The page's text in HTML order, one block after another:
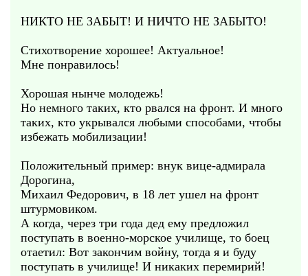
НИКТО НЕ ЗАБЫТ! И НИЧТО НЕ ЗАБЫТО!
Стихотворение хорошее! Актуальное!
Мне понравилось!
Хорошая нынче молодежь!
Но немного таких, кто рвался на фронт. И много
таких, кто укрывался любыми способами, чтобы
избежать мобилизации!
Положительный пример: внук вице-адмирала
Дорогина,
Михаил Федорович, в 18 лет ушел на фронт
штурмовиком.
А когда, через три года дед ему предложил
поступать в военно-морское училище, то боец
отаетил: Вот закончим войну, тогда я и буду
поступать в училище! И никаких перемирий!